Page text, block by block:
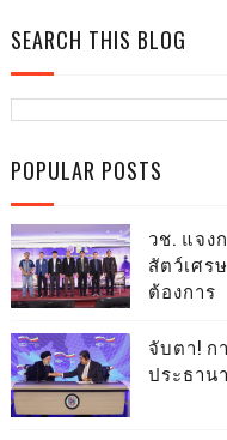
SEARCH THIS BLOG
POPULAR POSTS
วช. แจง
สัตว์เศร
ต้องการ
จับตา! ก
ประธาน